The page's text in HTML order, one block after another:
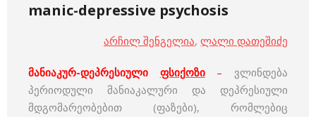
manic-depressive psychosis
არჩილ შენგელია, ლალი დათეშიძე
მანიაკურ-დეპრესიული ფსიქოზი– ვლინდება
პერიოდული მანიაკალური და დეპრესიული
მდგომარეობებით (ფაზები), რომლებიც